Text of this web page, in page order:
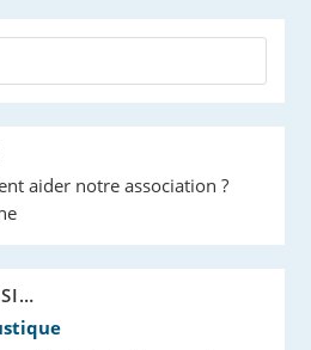
aider notre association ?